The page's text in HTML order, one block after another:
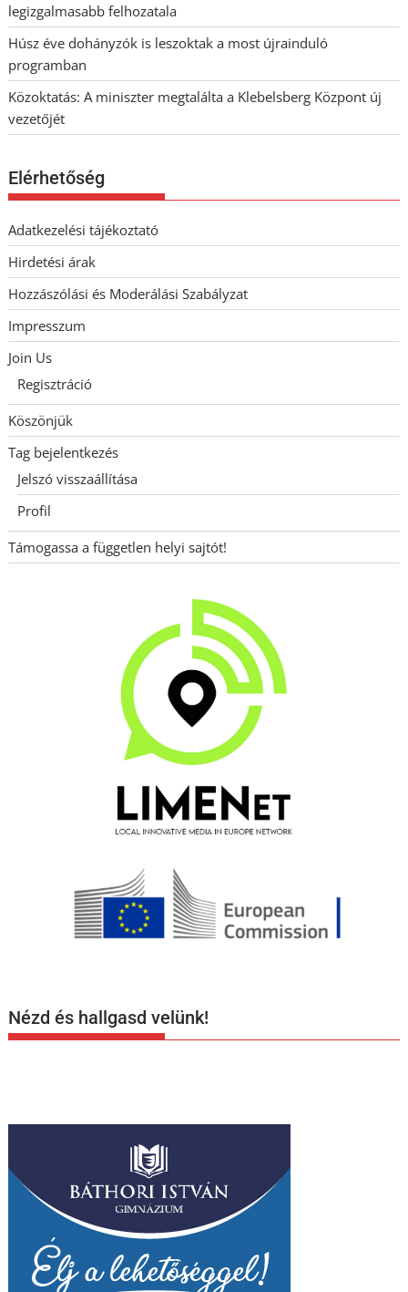
legizgalmasabb felhozatala
Húsz éve dohányzók is leszoktak a most újrainduló
programban
Közoktatás: A miniszter megtalálta a Klebelsberg Központ új
vezetőjét
Elérhetőség
Adatkezelési tájékoztató
Hirdetési árak
Hozzászólási és Moderálási Szabályzat
Impresszum
Join Us
Regisztráció
Köszönjük
Tag bejelentkezés
Jelszó visszaállítása
Profil
Támogassa a független helyi sajtót!
Nézd és hallgasd velünk!